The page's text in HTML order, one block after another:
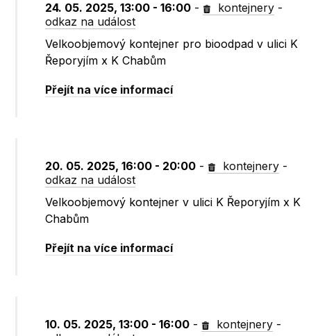
24. 05. 2025, 13:00 - 16:00 - kontejnery -
odkaz na událost
Velkoobjemový kontejner pro bioodpad v ulici K
Řeporyjím x K Chabům
Přejít na více informací
20. 05. 2025, 16:00 - 20:00 - kontejnery -
odkaz na událost
Velkoobjemový kontejner v ulici K Řeporyjím x K
Chabům
Přejít na více informací
10. 05. 2025, 13:00 - 16:00 - kontejnery -